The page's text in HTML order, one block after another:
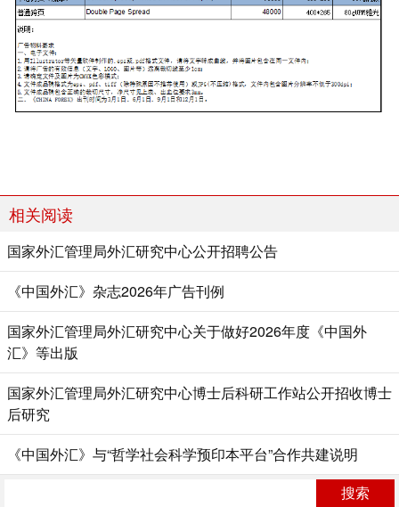
相关阅读
国家外汇管理局外汇研究中心公开招聘公告
《中国外汇》杂志2026年广告刊例
国家外汇管理局外汇研究中心关于做好2026年度《中国外
汇》等出版
国家外汇管理局外汇研究中心博士后科研工作站公开招收博士
后研究
《中国外汇》与“哲学社会科学预印本平台”合作共建说明